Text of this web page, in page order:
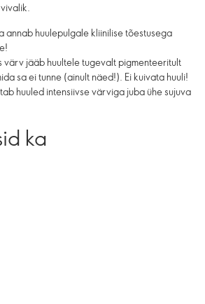
annab huulepulgale kliinilise tõestusega
värv jääb huultele tugevalt pigmenteeritult
sa ei tunne (ainult näed!). Ei kuivata huuli!
huuled intensiivse värviga juba ühe sujuva
ka